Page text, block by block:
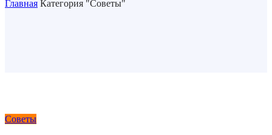
Главная Категория "Советы"
Советы